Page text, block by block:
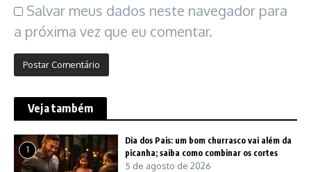
Salvar meus dados neste navegador para
a próxima vez que eu comentar.
Veja também
1
Dia dos Pais: um bom churrasco vai além da
picanha; saiba como combinar os cortes
5 de agosto de 2026